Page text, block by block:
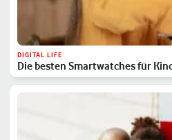
DIGITAL LIFE
Die besten Smartwatches für